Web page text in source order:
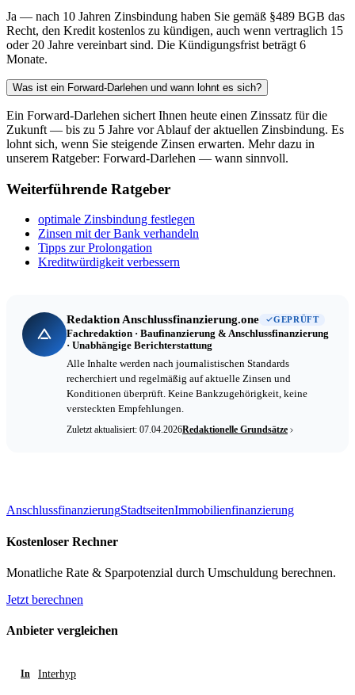
Ja — nach 10 Jahren Zinsbindung haben Sie gemäß §489 BGB das
Recht, den Kredit kostenlos zu kündigen, auch wenn vertraglich 15
oder 20 Jahre vereinbart sind. Die Kündigungsfrist beträgt 6
Monate.
Was ist ein Forward-Darlehen und wann lohnt es sich?
Ein Forward-Darlehen sichert Ihnen heute einen Zinssatz für die
Zukunft — bis zu 5 Jahre vor Ablauf der aktuellen Zinsbindung. Es
lohnt sich, wenn Sie steigende Zinsen erwarten. Mehr dazu in
unserem Ratgeber: Forward-Darlehen — wann sinnvoll.
Weiterführende Ratgeber
optimale Zinsbindung festlegen
Zinsen mit der Bank verhandeln
Tipps zur Prolongation
Kreditwürdigkeit verbessern
Redaktion Anschlussfinanzierung.one GEPRÜFT
Fachredaktion · Baufinanzierung & Anschlussfinanzierung
· Unabhängige Berichterstattung
Alle Inhalte werden nach journalistischen Standards
recherchiert und regelmäßig auf aktuelle Zinsen und
Konditionen überprüft. Keine Bankzugehörigkeit, keine
versteckten Empfehlungen.
Zuletzt aktualisiert: 07.04.2026Redaktionelle Grundsätze
AnschlussfinanzierungStadtseitenImmobilienfinanzierung
Kostenloser Rechner
Monatliche Rate & Sparpotenzial durch Umschuldung berechnen.
Jetzt berechnen
Anbieter vergleichen
In Interhyp